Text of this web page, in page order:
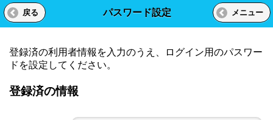
戻る メニュー
パスワード設定
登録済の利用者情報を入力のうえ、ログイン用のパスワー
ドを設定してください。
登録済の情報